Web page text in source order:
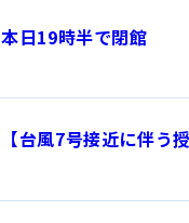
本日19時半で閉館
【台風7号接近に伴う